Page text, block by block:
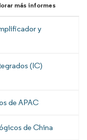
más informes
y
(IC)
de APAC
de China